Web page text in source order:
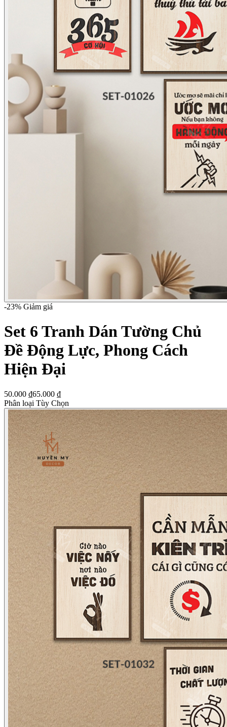
-23% Giảm giá
Set 6 Tranh Dán Tường Chủ
Đề Động Lực, Phong Cách
Hiện Đại
50.000 ₫65.000 ₫
Phân loại Tùy Chọn